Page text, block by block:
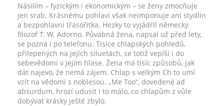
Násilím – fyzickým i ekonomickým – se ženy zmocňuje
jen srab. Krásnému pohlaví však neimponuje ani stydlín
a bezpohlavní třasořitka. Hezky to vyjádřil německý
filozof T. W. Adorno. Půvabná žena, napsal už před lety,
se pozná i po telefonu. Tisíce chlapských pohledů,
přilepených na jejích siluetách, se totiž vepíší i do
sebevědomí v jejím hlase. Žena má tisíc způsobů, jak
dát najevo, že nemá zájem. Chlap s velkým Ch to umí
vzít na vědomí s noblesou. „Me Too“, dovedené ad
absurdum, hrozí udusit i to málo, co chlapům z vůle
dobývat krásky ještě zbylo.